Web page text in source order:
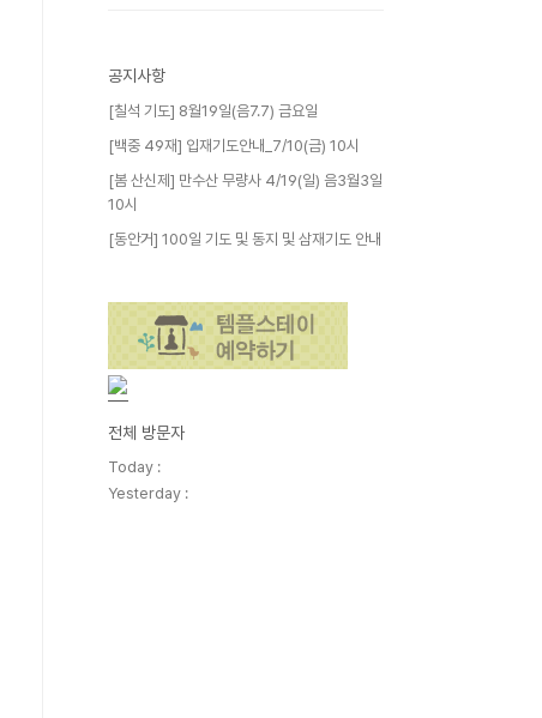
공지사항
[칠석 기도] 8월19일(음7.7) 금요일
[백중 49재] 입재기도안내_7/10(금) 10시
[봄 산신제] 만수산 무량사 4/19(일) 음3월3일
10시
[동안거] 100일 기도 및 동지 및 삼재기도 안내
전체 방문자
Today :
Yesterday :